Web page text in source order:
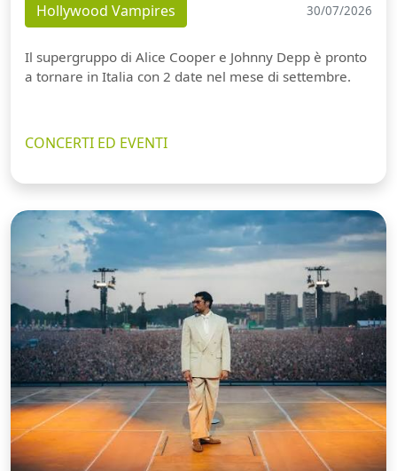
Hollywood Vampires 30/07/2026
Il supergruppo di Alice Cooper e Johnny Depp è pronto
a tornare in Italia con 2 date nel mese di settembre.
CONCERTI ED EVENTI